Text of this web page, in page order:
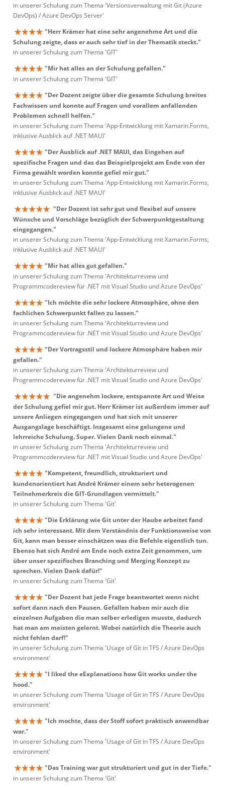
in unserer Schulung zum Thema 'Versionsverwaltung mit Git (Azure
DevOps) / Azure DevOps Server'
"Herr Krämer hat eine sehr angenehme Art und die
Schulung zeigte, dass er auch sehr tief in der Thematik steckt."
in unserer Schulung zum Thema 'GIT'
"Mir hat alles an der Schulung gefallen."
in unserer Schulung zum Thema 'GIT'
"Der Dozent zeigte über die gesamte Schulung breites
Fachwissen und konnte auf Fragen und vorallem anfallenden
Problemen schnell helfen."
in unserer Schulung zum Thema 'App-Entwicklung mit Xamarin.Forms,
inklusive Ausblick auf .NET MAUI'
"Der Ausblick auf .NET MAUI, das Eingehen auf
spezifische Fragen und das das Beispielprojekt am Ende von der
Firma gewählt worden konnte gefiel mir gut."
in unserer Schulung zum Thema 'App-Entwicklung mit Xamarin.Forms,
inklusive Ausblick auf .NET MAUI'
"Der Dozent ist sehr gut und flexibel auf unsere
Wünsche und Vorschläge bezüglich der Schwerpunktgestaltung
eingegangen."
in unserer Schulung zum Thema 'App-Entwicklung mit Xamarin.Forms,
inklusive Ausblick auf .NET MAUI'
"Mir hat alles gut gefallen."
in unserer Schulung zum Thema 'Architekturreview und
Programmcodereview für .NET mit Visual Studio und Azure DevOps'
"Ich möchte die sehr lockere Atmosphäre, ohne den
fachlichen Schwerpunkt fallen zu lassen."
in unserer Schulung zum Thema 'Architekturreview und
Programmcodereview für .NET mit Visual Studio und Azure DevOps'
"Der Vortragsstil und lockere Atmosphäre haben mir
gefallen."
in unserer Schulung zum Thema 'Architekturreview und
Programmcodereview für .NET mit Visual Studio und Azure DevOps'
"Die angenehm lockere, entspannte Art und Weise
der Schulung gefiel mir gut. Herr Krämer ist außerdem immer auf
unsere Anliegen eingegangen und hat sich mit unserer
Ausgangslage beschäftigt. Insgesamt eine gelungene und
lehrreiche Schulung. Super. Vielen Dank noch einmal."
in unserer Schulung zum Thema 'Architekturreview und
Programmcodereview für .NET mit Visual Studio und Azure DevOps'
"Kompetent, freundlich, strukturiert und
kundenorientiert hat André Krämer einem sehr heterogenen
Teilnehmerkreis die GIT-Grundlagen vermittelt."
in unserer Schulung zum Thema 'Git'
"Die Erklärung wie Git unter der Haube arbeitet fand
ich sehr interessant. Mit dem Verständnis der Funktionsweise von
Git, kann man besser einschätzen was die Befehle eigentlich tun.
Ebenso hat sich André am Ende noch extra Zeit genommen, um
über unser spezifisches Branching und Merging Konzept zu
sprechen. Vielen Dank dafür!"
in unserer Schulung zum Thema 'Git'
"Der Dozent hat jede Frage beantwortet wenn nicht
sofort dann nach den Pausen. Gefallen haben mir auch die
einzelnen Aufgaben die man selber erledigen musste, dadurch
hat man am meisten gelernt. Wobei natürlich die Theorie auch
nicht fehlen darf!"
in unserer Schulung zum Thema 'Usage of Git in TFS / Azure DevOps
environment'
"I liked the eExplanations how Git works under the
hood."
in unserer Schulung zum Thema 'Usage of Git in TFS / Azure DevOps
environment'
"Ich mochte, dass der Stoff sofort praktisch anwendbar
war."
in unserer Schulung zum Thema 'Usage of Git in TFS / Azure DevOps
environment'
"Das Training war gut strukturiert und gut in der Tiefe."
in unserer Schulung zum Thema 'Git'